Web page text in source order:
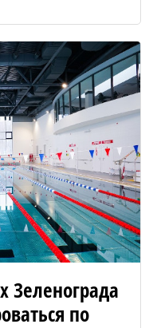
Зеленограда
по